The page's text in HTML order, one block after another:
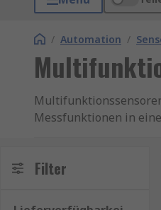
/ Automation /
Messfunktionen in
Filter